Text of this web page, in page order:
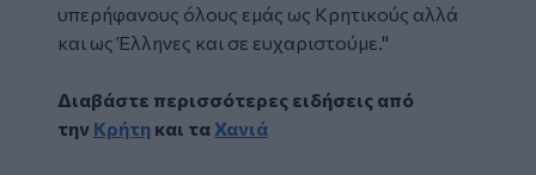
υπερήφανους όλους εμάς ως Κρητικούς αλλά
και ως Έλληνες και σε ευχαριστούμε."
Διαβάστε περισσότερες ειδήσεις από
την Κρήτη και τα Χανιά